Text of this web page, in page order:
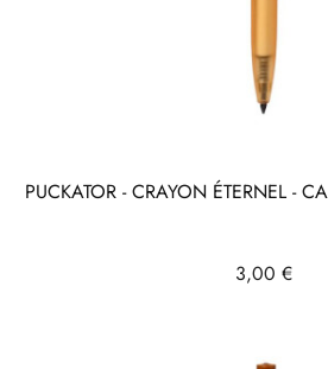
PUCKATOR - CRAYON ÉTERNEL -
Prix
3,00 €